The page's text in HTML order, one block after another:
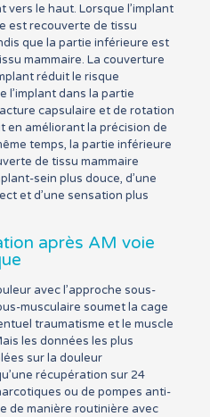
vers le haut. Lorsque l’implant
est recouverte de tissu
que la partie inférieure est
mammaire. La couverture
réduit le risque
l’implant dans la partie
capsulaire et de rotation
en améliorant la précision de
temps, la partie inférieure
de tissu mammaire
sein plus douce, d’une
et d’une sensation plus
après AM voie
avec l’approche sous-
musculaire soumet la cage
traumatisme et le muscle
les données les plus
sur la douleur
récupération sur 24
ou de pompes anti-
de manière routinière avec